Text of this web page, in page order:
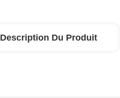
Description Du Produit